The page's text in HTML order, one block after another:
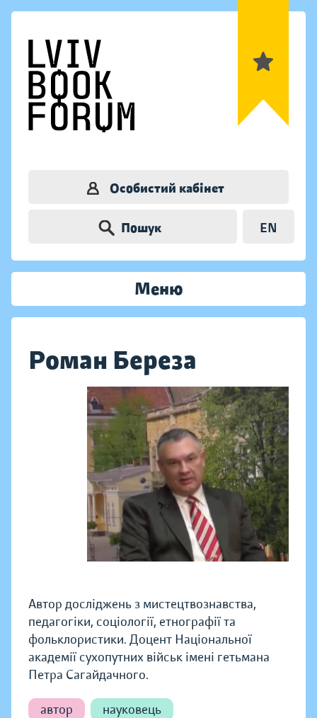
Особистий кабінет
Пошук EN
Меню
Роман Береза
Автор досліджень з мистецтвознавства,
педагогіки, соціології, етнографії та
фольклористики. Доцент Національної
академії сухопутних військ імені гетьмана
Петра Сагайдачного.
автор науковець